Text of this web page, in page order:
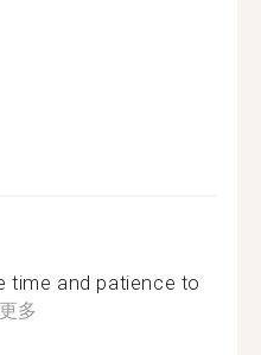
time and patience to
多